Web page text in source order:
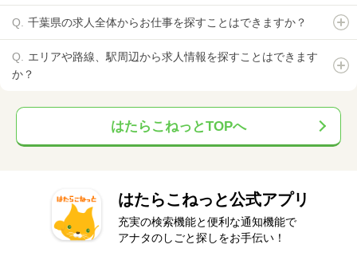
千葉県の求人全体からお仕事を探すことはできますか？
エリアや路線、駅周辺から求人情報を探すことはできます
か？
はたらこねっとTOPへ
はたらこねっと公式アプリ
充実の検索機能と便利な通知機能で
アナタのしごと探しをお手伝い！